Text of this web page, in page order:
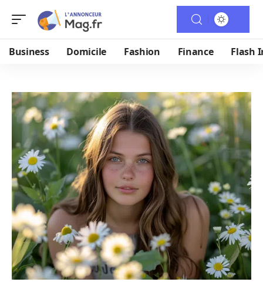
Business Domicile Fashion Finance Flash